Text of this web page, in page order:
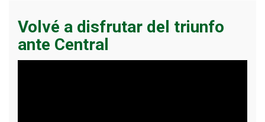
Volvé a disfrutar del triunfo
ante Central